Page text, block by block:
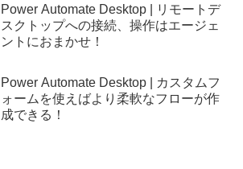
Power Automate Desktop | リモートデ
スクトップへの接続、操作はエージェ
ントにおまかせ！
Power Automate Desktop | カスタムフ
ォームを使えばより柔軟なフローが作
成できる！